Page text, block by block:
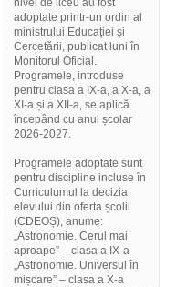
nivel de liceu au fost
adoptate printr-un ordin al
ministrului Educației și
Cercetării, publicat luni în
Monitorul Oficial.
Programele, introduse
pentru clasa a IX-a, a X-a, a
XI-a și a XII-a, se aplică
începând cu anul școlar
2026-2027.
Programele adoptate sunt
pentru discipline incluse în
Curriculumul la decizia
elevului din oferta școlii
(CDEOȘ), anume:
„Astronomie. Cerul mai
aproape” – clasa a IX-a
„Astronomie. Universul în
mișcare” – clasa a X-a